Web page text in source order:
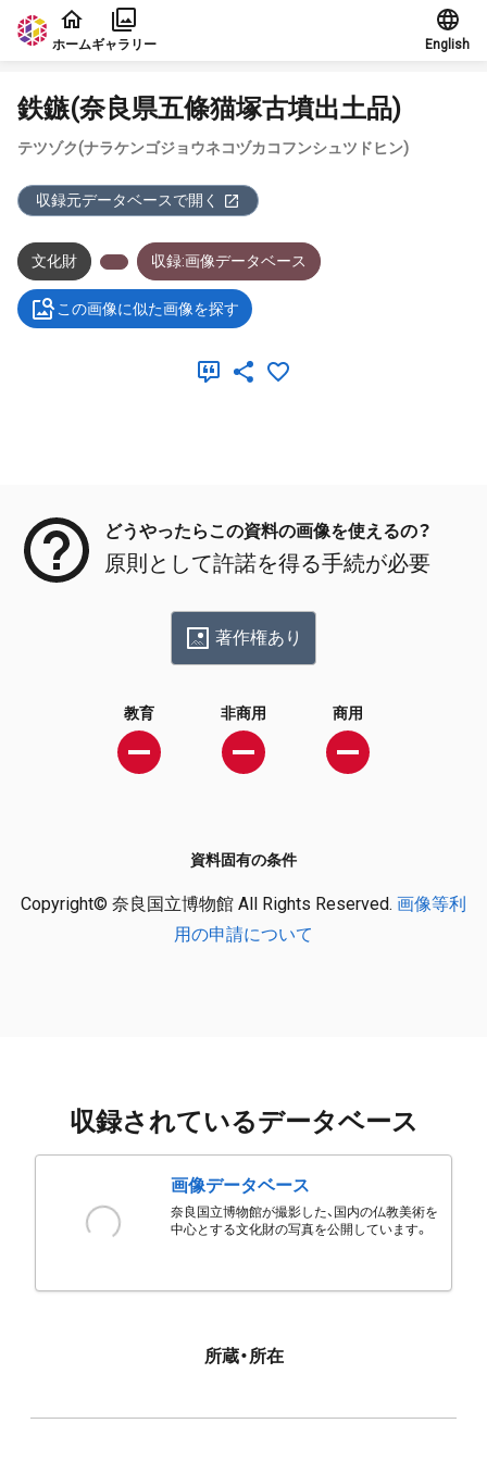
本文に飛ぶ
ホームギャラリー English
鉄鏃(奈良県五條猫塚古墳出土品)
テツゾク(ナラケンゴジョウネコヅカコフンシュツドヒン)
収録元データベースで開く
文化財 収録:画像データベース
この画像に似た画像を探す
どうやったらこの資料の画像を使えるの？
原則として許諾を得る手続が必要
著作権あり
教育 非商用 商用
資料固有の条件
Copyright© 奈良国立博物館 All Rights Reserved. 画像等利
用の申請について
収録されているデータベース
画像データベース
奈良国立博物館が撮影した、国内の仏教美術を
中心とする文化財の写真を公開しています。
所蔵・所在